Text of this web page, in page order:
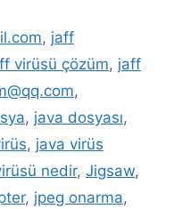
, jaff
virüsü çözüm, jaff
,
, java dosyası,
, java virüs
nedir, Jigsaw,
, jpeg onarma,